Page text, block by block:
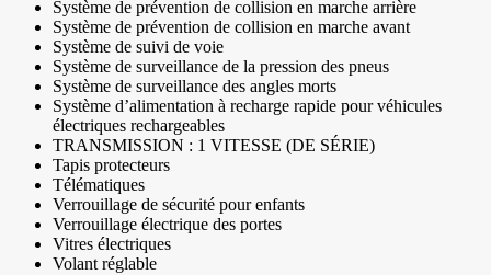
Système de prévention de collision en marche arrière
Système de prévention de collision en marche avant
Système de suivi de voie
Système de surveillance de la pression des pneus
Système de surveillance des angles morts
Système d’alimentation à recharge rapide pour véhicules
électriques rechargeables
TRANSMISSION : 1 VITESSE (DE SÉRIE)
Tapis protecteurs
Télématiques
Verrouillage de sécurité pour enfants
Verrouillage électrique des portes
Vitres électriques
Volant réglable